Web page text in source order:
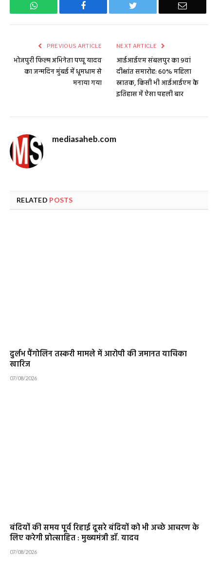
WhatsApp Facebook Twitter Email
PREVIOUS ARTICLE
भोजपुरी फिल्म अभिनेता पप्पू यादव
का जन्मदिन मुंबई में धूमधाम से
मनाया गया
NEXT ARTICLE
आईआईएम संबलपुर का 9वां
दीक्षांत समारोह: 60% महिला
स्नातक, किसी भी आईआईएम के
इतिहास में ऐसा पहली बार
mediasaheb.com
RELATED POSTS
दुर्लभ पैंगोलिन तस्करी मामले में आरोपी की जमानत याचिका
खारिज
07/08/2026
बंदियों की समय पूर्व रिहाई दूसरे बंदियों को भी अच्छे आचरण के
लिए करेगी प्रोत्साहित : मुख्यमंत्री डॉ. यादव
07/08/2026